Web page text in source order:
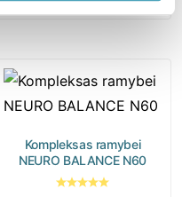
Kompleksas ramybei
NEURO BALANCE N60